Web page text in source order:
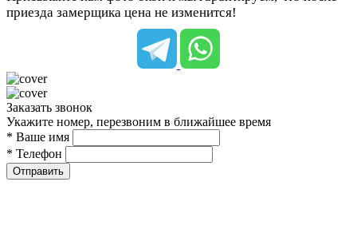
приезда замерщика цена не изменится!
Заказать звонок
Укажите номер, перезвоним в ближайшее время
* Ваше имя
* Телефон
Отправить